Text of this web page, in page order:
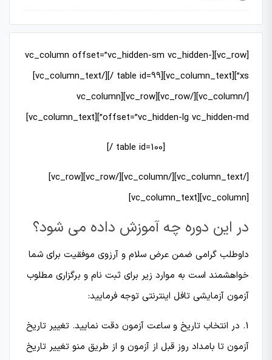
[vc_row][vc_column offset=”vc_hidden-sm vc_hidden-
xs”][vc_column_text][table id=99 /][/vc_column_text]
[/vc_column][/vc_row][vc_row][vc_column
offset=”vc_hidden-lg vc_hidden-md”][vc_column_text]
[table id=100 /]
[/vc_column_text][/vc_column][/vc_row][vc_row]
[vc_column][vc_column_text]
در این دوره چه آموزش داده می شود؟
داوطلب گرامی ضمن عرض سلام و آرزوی موفقیت برای شما
خواهشمند است به موارد زیر برای ثبت نام و برگزاری مطلوب
آزمون آزمایشی تافل اینترنتی توجه فرمایید:
1. در انتخاب تاریخ و ساعت آزمون دقت نمایید. تغییر تاریخ
آزمون تا بامداد روز قبل از آزمون و از طریق منو تغییر تاریخ